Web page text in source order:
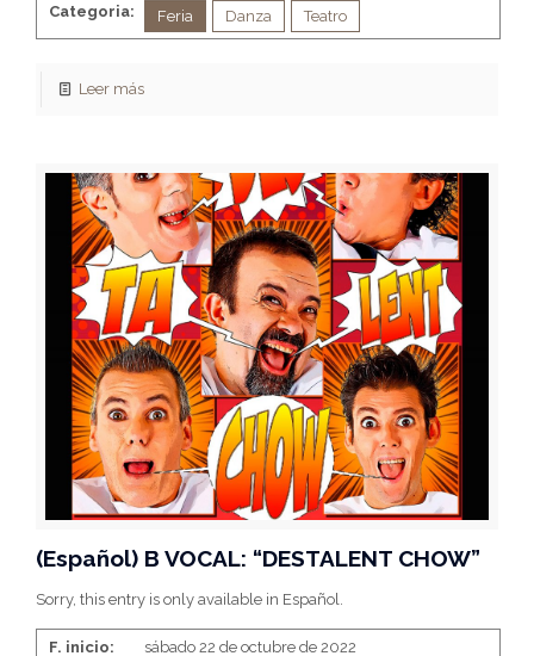
Categoria:
Feria Danza Teatro
Leer más
(Español) B VOCAL: “DESTALENT CHOW”
Sorry, this entry is only available in Español.
F. inicio:
sábado 22 de octubre de 2022